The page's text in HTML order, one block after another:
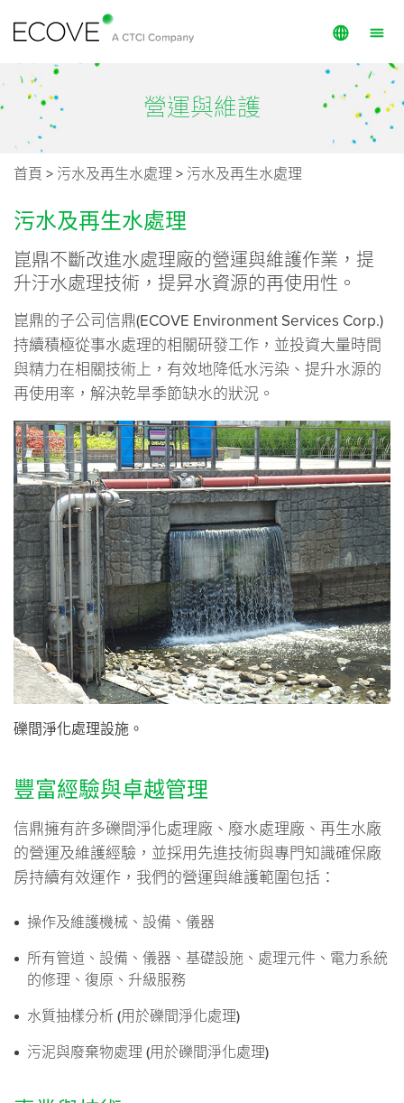
English
繁體中文
投資與管理
營運與維護
技術服務
崑鼎成員
關於我們
投資人關係
人力資源
媒體中心
聯絡資訊
營運與維護
首頁 > 污水及再生水處理 > 污水及再生水處理
污水及再生水處理
崑鼎不斷改進水處理廠的營運與維護作業，提
升汙水處理技術，提昇水資源的再使用性。
崑鼎的子公司信鼎(ECOVE Environment Services Corp.)
持續積極從事水處理的相關研發工作，並投資大量時間
與精力在相關技術上，有效地降低水污染、提升水源的
再使用率，解決乾旱季節缺水的狀況。
礫間淨化處理設施。
豐富經驗與卓越管理
信鼎擁有許多礫間淨化處理廠、廢水處理廠、再生水廠
的營運及維護經驗，並採用先進技術與專門知識確保廠
房持續有效運作，我們的營運與維護範圍包括：
操作及維護機械、設備、儀器
所有管道、設備、儀器、基礎設施、處理元件、電力系統
的修理、復原、升級服務
水質抽樣分析 (用於礫間淨化處理)
污泥與廢棄物處理 (用於礫間淨化處理)